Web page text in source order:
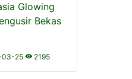
Glowing
Bekas
03-25 2195